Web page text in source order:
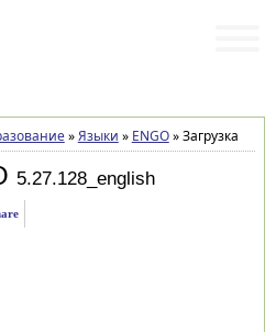
»Языки » ENGO»Загрузка
5.27.128_english